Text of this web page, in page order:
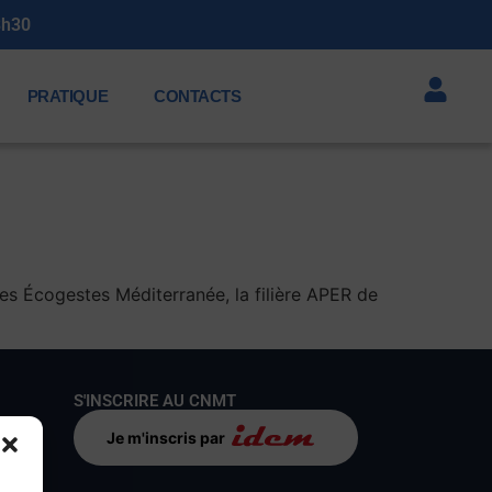
PRATIQUE CONTACTS
Écogestes Méditerranée, la filière APER de
S'INSCRIRE AU CNMT
Je m'inscris par